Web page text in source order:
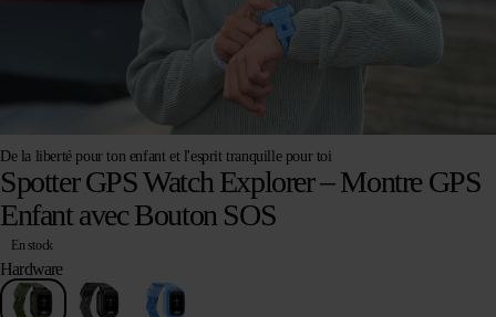
De la liberté pour ton enfant et l'esprit tranquille pour toi
Spotter GPS Watch Explorer – Montre GPS
Enfant avec Bouton SOS
En stock
Hardware